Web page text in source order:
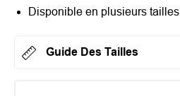
Disponible en plusieurs tailles
Guide Des Tailles